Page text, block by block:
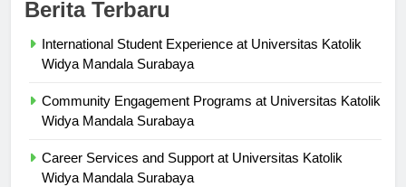
International Student Experience at Universitas Katolik
Community Engagement Programs at Universitas Katolik
Career Services and Support at Universitas Katolik